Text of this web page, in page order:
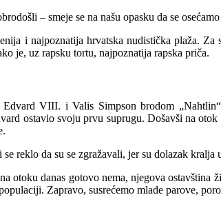
– smeje se na našu opasku da se
i najpoznatija hrvatska nudistička plaža.
je, uz rapsku tortu, najpoznatija rapska priča.
VIII. i Valis Simpson brodom
ostavio svoju prvu suprugu. Došavši na
reklo da su se zgražavali, jer su dolazak
otoku danas gotovo nema, njegova
Zapravo, susrećemo mlade parove,